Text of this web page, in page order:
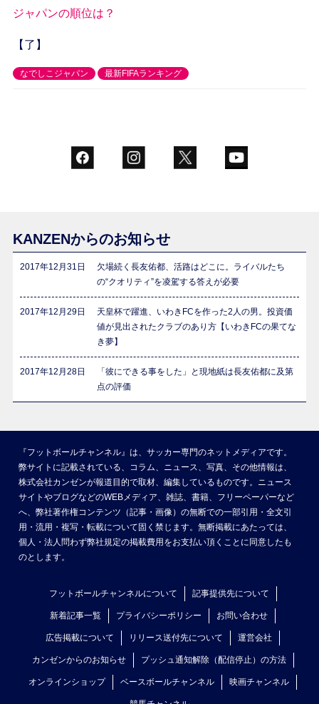
ジャパンの順位は？
【了】
なでしこジャパン 最新FIFAランキング
KANZENからのお知らせ
2017年12月31日
欠場続く長友佑都、活路はどこに。ライバルたち
の“クオリティ”を凌駕する答えが必要
2017年12月29日
天皇杯で躍進、いわきFCを作った2人の男。投資価
値が見出されたクラブのあり方【いわきFCの果てな
き夢】
2017年12月28日
「彼にできる事をした」と現地紙は長友佑都に及第
点の評価
『フットボールチャンネル』は、サッカー専門のネットメディアです。
弊サイトに記載されている、コラム、ニュース、写真、その他情報は、
株式会社カンゼンが報道目的で取材、編集しているものです。ニュース
サイトやブログなどのWEBメディア、雑誌、書籍、フリーペーパーなど
へ、弊社著作権コンテンツ（記事・画像）の無断での一部引用・全文引
用・流用・複写・転載について固く禁じます。無断掲載にあたっては、
個人・法人問わず弊社規定の掲載費用をお支払い頂くことに同意したも
のとします。
フットボールチャンネルについて 記事提供先について
新着記事一覧 プライバシーポリシー お問い合わせ
広告掲載について リリース送付先について 運営会社
カンゼンからのお知らせ プッシュ通知解除（配信停止）の方法
オンラインショップ ベースボールチャンネル 映画チャンネル